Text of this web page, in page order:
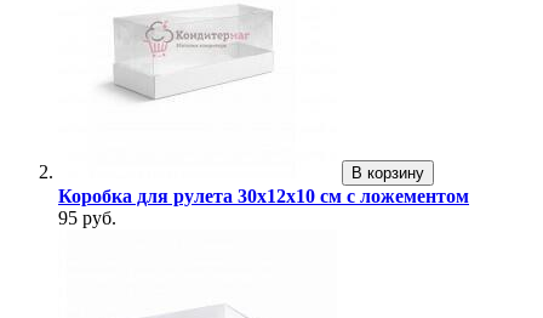
В корзину
Коробка для рулета 30х12х10 см с ложементом
95 руб.